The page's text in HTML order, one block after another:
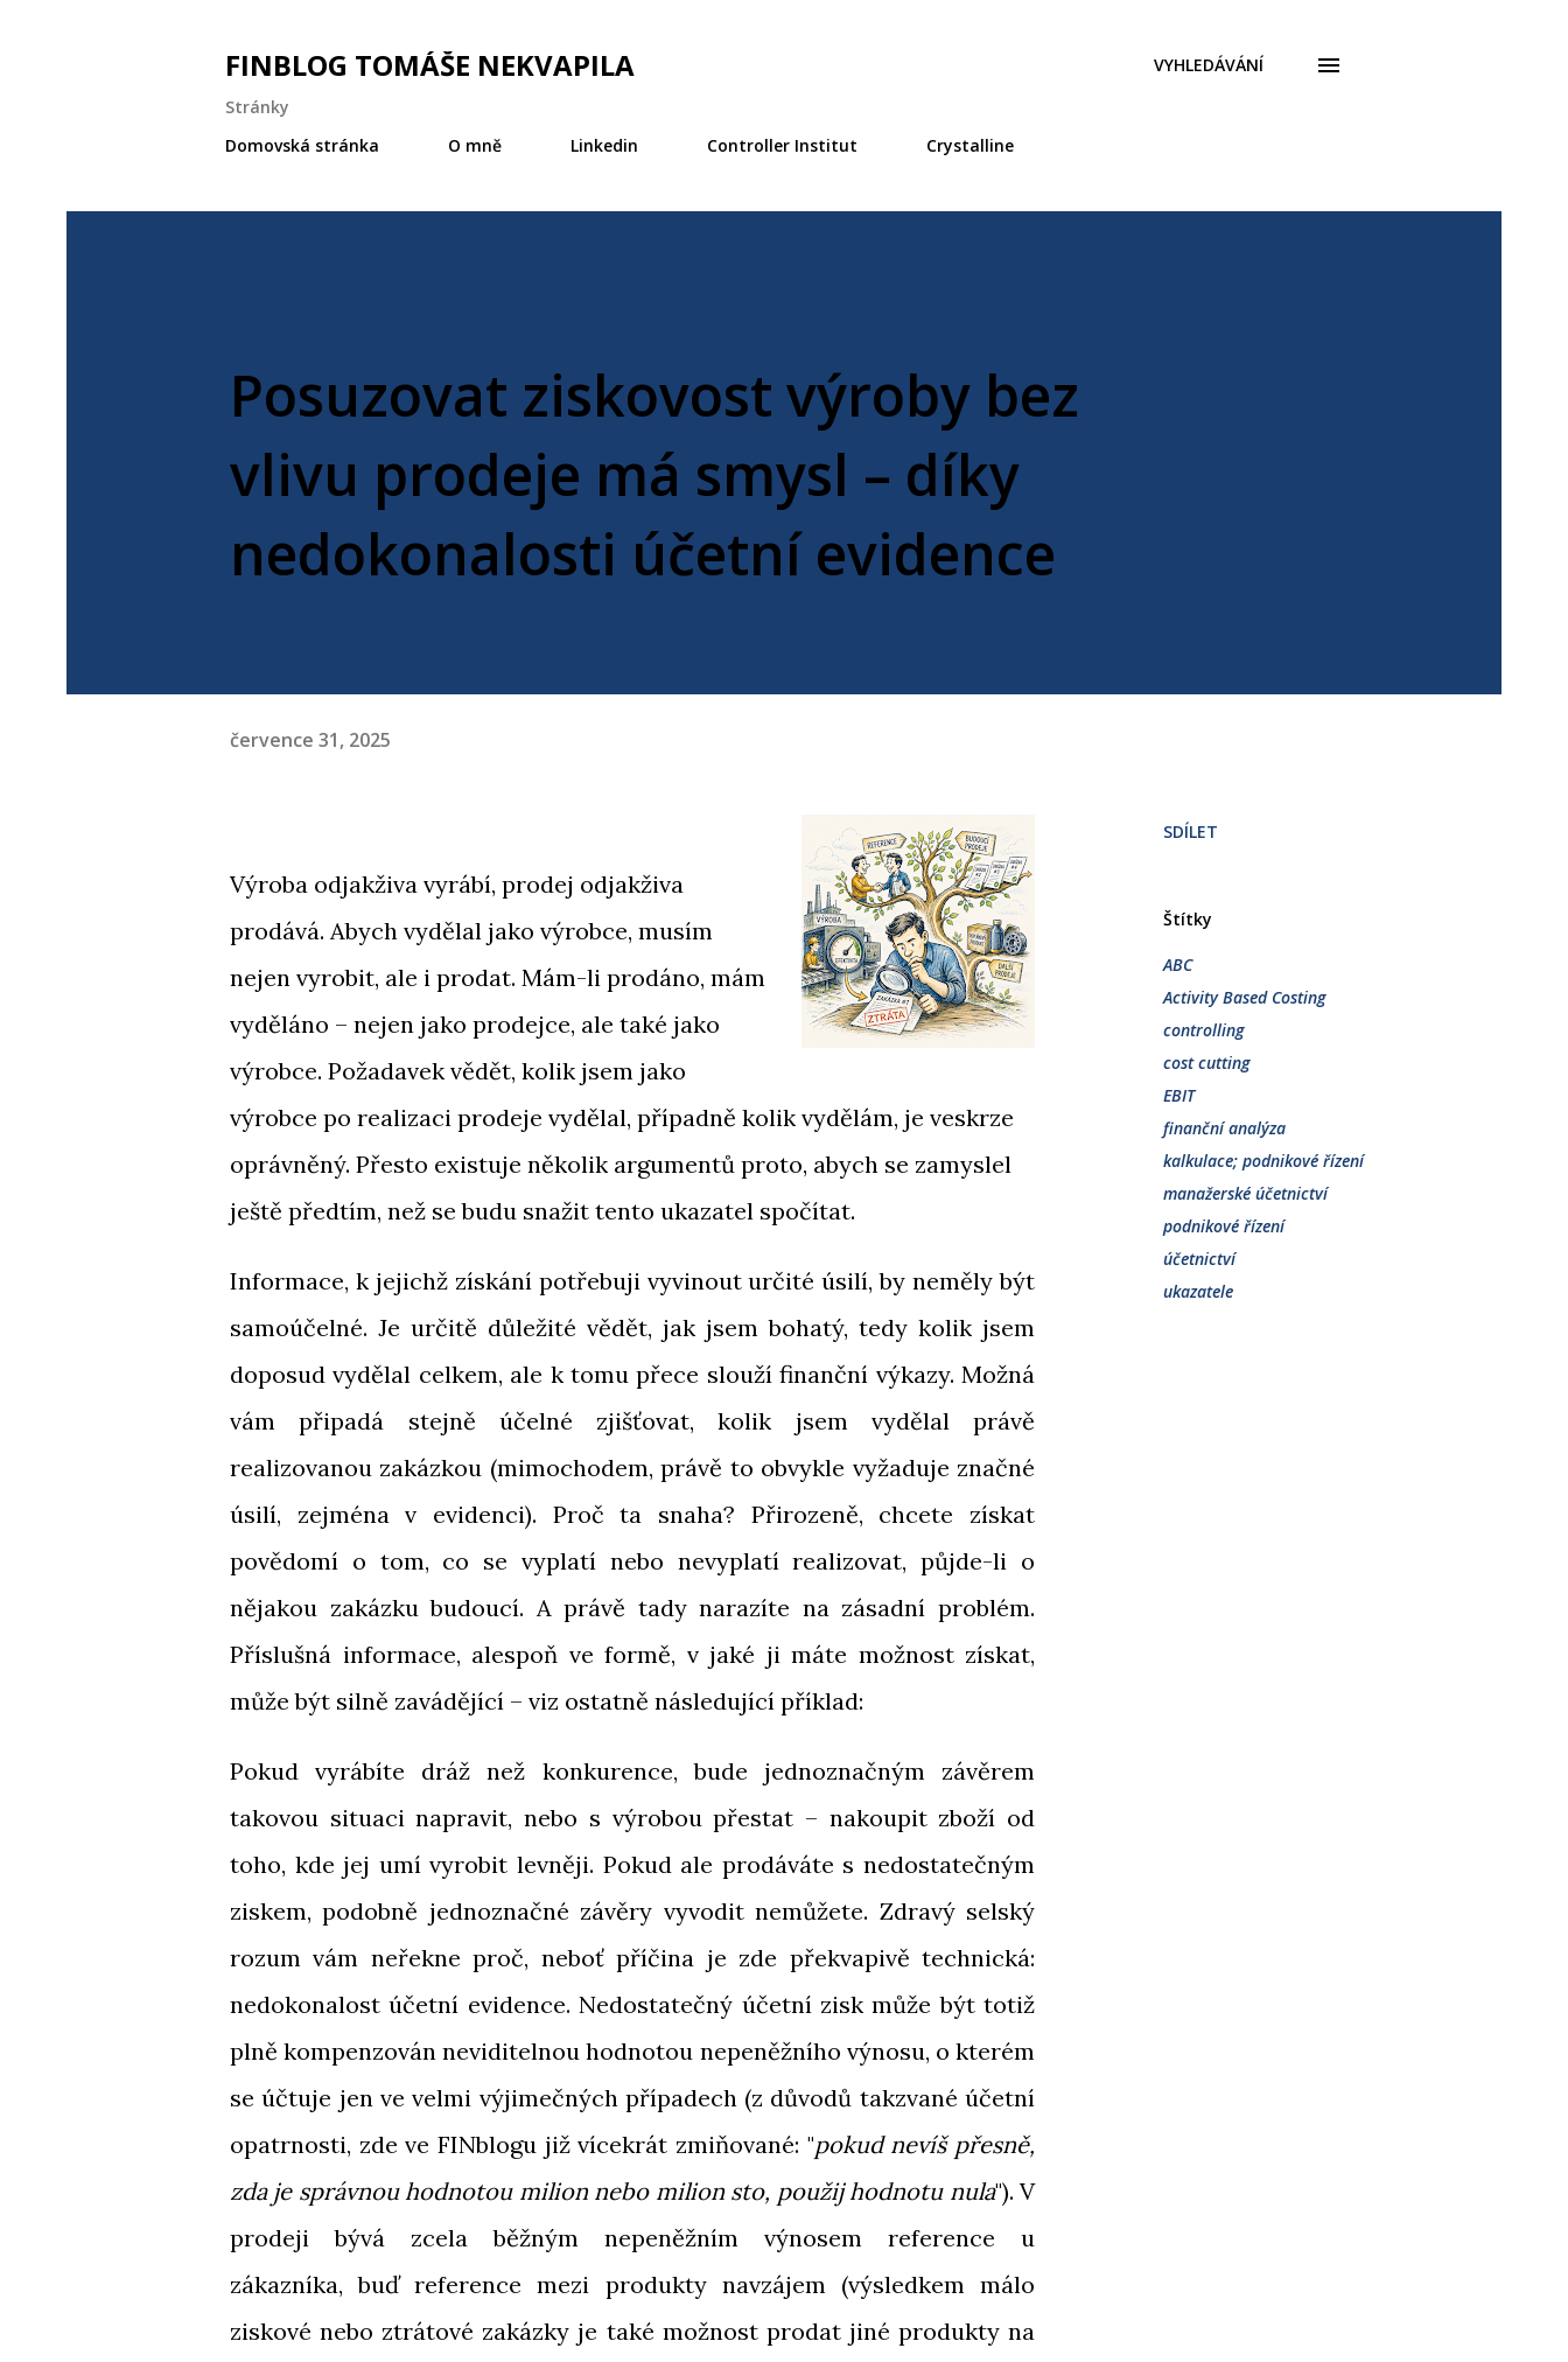
FINBLOG TOMÁŠE NEKVAPILA
VYHLEDÁVÁNÍ
Stránky
Domovská stránka
O mně Linkedin Controller Institut Crystalline
Posuzovat ziskovost výroby bez
vlivu prodeje má smysl – díky
nedokonalosti účetní evidence
července 31, 2025
Výroba odjakživa vyrábí, prodej odjakživa
prodává. Abych vydělal jako výrobce, musím
nejen vyrobit, ale i prodat. Mám-li prodáno, mám
vyděláno – nejen jako prodejce, ale také jako
výrobce. Požadavek vědět, kolik jsem jako
výrobce po realizaci prodeje vydělal, případně kolik vydělám, je veskrze
oprávněný. Přesto existuje několik argumentů proto, abych se zamyslel
ještě předtím, než se budu snažit tento ukazatel spočítat.
Informace, k jejichž získání potřebuji vyvinout určité úsilí, by neměly být
samoúčelné. Je určitě důležité vědět, jak jsem bohatý, tedy kolik jsem
doposud vydělal celkem, ale k tomu přece slouží finanční výkazy. Možná
vám připadá stejně účelné zjišťovat, kolik jsem vydělal právě
realizovanou zakázkou (mimochodem, právě to obvykle vyžaduje značné
úsilí, zejména v evidenci). Proč ta snaha? Přirozeně, chcete získat
povědomí o tom, co se vyplatí nebo nevyplatí realizovat, půjde-li o
nějakou zakázku budoucí. A právě tady narazíte na zásadní problém.
Příslušná informace, alespoň ve formě, v jaké ji máte možnost získat,
může být silně zavádějící – viz ostatně následující příklad:
Pokud vyrábíte dráž než konkurence, bude jednoznačným závěrem
takovou situaci napravit, nebo s výrobou přestat – nakoupit zboží od
toho, kde jej umí vyrobit levněji. Pokud ale prodáváte s nedostatečným
ziskem, podobně jednoznačné závěry vyvodit nemůžete. Zdravý selský
rozum vám neřekne proč, neboť příčina je zde překvapivě technická:
nedokonalost účetní evidence. Nedostatečný účetní zisk může být totiž
plně kompenzován neviditelnou hodnotou nepeněžního výnosu, o kterém
se účtuje jen ve velmi výjimečných případech (z důvodů takzvané účetní
opatrnosti, zde ve FINblogu již vícekrát zmiňované: "pokud nevíš přesně,
zda je správnou hodnotou milion nebo milion sto, použij hodnotu nula"). V
prodeji bývá zcela běžným nepeněžním výnosem reference u
zákazníka, buď reference mezi produkty navzájem (výsledkem málo
ziskové nebo ztrátové zakázky je také možnost prodat jiné produkty na
SDÍLET
Štítky
ABC
Activity Based Costing
controlling
cost cutting
EBIT
finanční analýza
kalkulace; podnikové řízení
manažerské účetnictví
podnikové řízení
účetnictví
ukazatele